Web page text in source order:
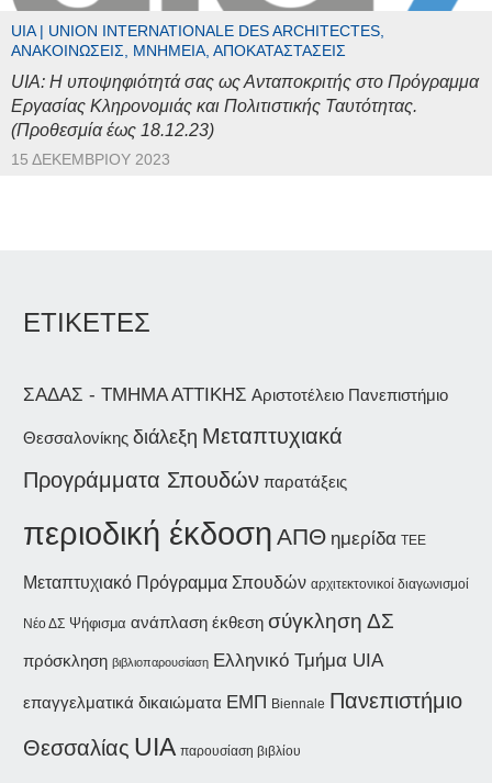
UIA | UNION INTERNATIONALE DES ARCHITECTES,
ΑΝΑΚΟΙΝΏΣΕΙΣ, ΜΝΗΜΕΊΑ, ΑΠΟΚΑΤΑΣΤΆΣΕΙΣ
UIA: Η υποψηφιότητά σας ως Ανταποκριτής στο Πρόγραμμα
Εργασίας Κληρονομιάς και Πολιτιστικής Ταυτότητας.
(Προθεσμία έως 18.12.23)
15 ΔΕΚΕΜΒΡΊΟΥ 2023
ΕΤΙΚΕΤΕΣ
ΣΑΔΑΣ - ΤΜΗΜΑ ΑΤΤΙΚΗΣ Αριστοτέλειο Πανεπιστήμιο
Θεσσαλονίκης διάλεξη Μεταπτυχιακά
Προγράμματα Σπουδών παρατάξεις
περιοδική έκδοση ΑΠΘ ημερίδα ΤΕΕ
Μεταπτυχιακό Πρόγραμμα Σπουδών αρχιτεκτονικοί διαγωνισμοί
Νέο ΔΣ Ψήφισμα ανάπλαση έκθεση σύγκληση ΔΣ
πρόσκληση βιβλιοπαρουσίαση Ελληνικό Τμήμα UIA
επαγγελματικά δικαιώματα ΕΜΠ Biennale Πανεπιστήμιο
Θεσσαλίας UIA παρουσίαση βιβλίου